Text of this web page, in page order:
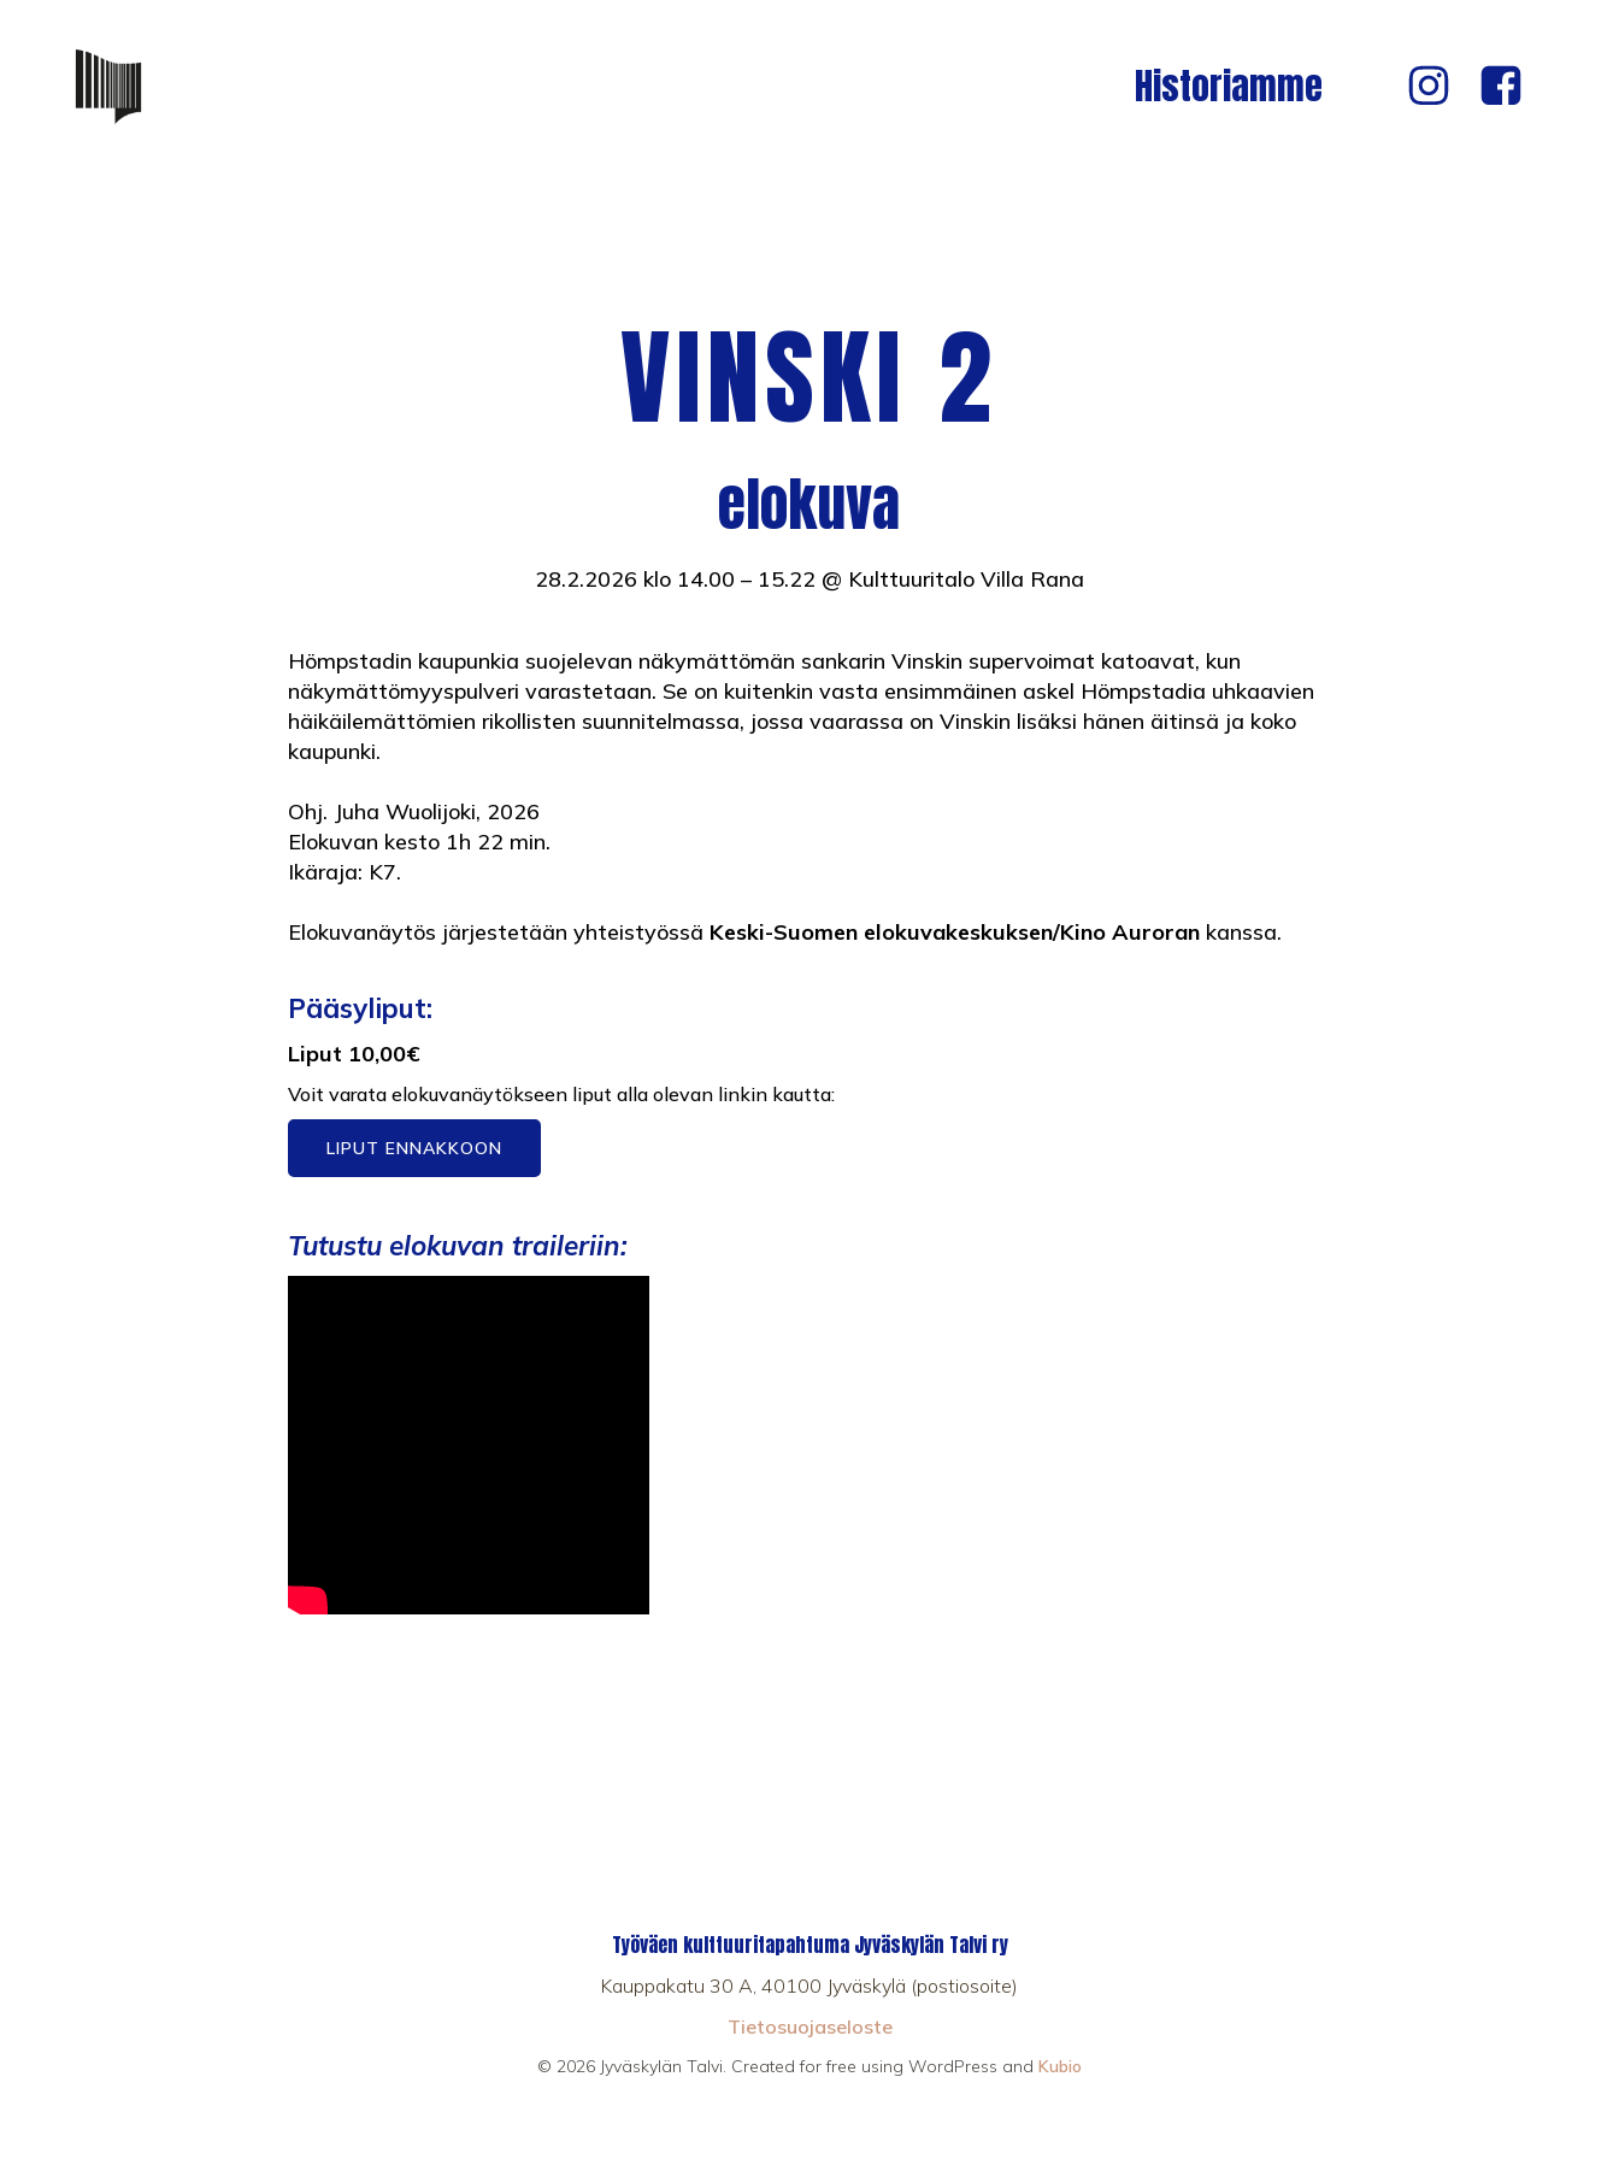
Historiamme
VINSKI 2
elokuva
28.2.2026 klo 14.00 – 15.22 @ Kulttuuritalo Villa Rana
Hömpstadin kaupunkia suojelevan näkymättömän sankarin Vinskin supervoimat katoavat, kun
näkymättömyyspulveri varastetaan. Se on kuitenkin vasta ensimmäinen askel Hömpstadia uhkaavien
häikäilemättömien rikollisten suunnitelmassa, jossa vaarassa on Vinskin lisäksi hänen äitinsä ja koko
kaupunki.
Ohj. Juha Wuolijoki, 2026
Elokuvan kesto 1h 22 min.
Ikäraja: K7.
Elokuvanäytös järjestetään yhteistyössä Keski-Suomen elokuvakeskuksen/Kino Aurorankanssa.
Pääsyliput:
Liput 10,00€
Voit varata elokuvanäytökseen liput alla olevan linkin kautta:
LIPUT ENNAKKOON
Tutustu elokuvan traileriin:
Työväen kulttuuritapahtuma Jyväskylän Talvi ry
Kauppakatu 30 A, 40100 Jyväskylä (postiosoite)
Tietosuojaseloste
© 2026 Jyväskylän Talvi. Created for free using WordPress and Kubio